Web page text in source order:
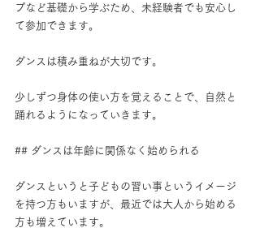
プなど基礎から学ぶため、未経験者でも安心し
て参加できます。
ダンスは積み重ねが大切です。
少しずつ身体の使い方を覚えることで、自然と
踊れるようになっていきます。
## ダンスは年齢に関係なく始められる
ダンスというと子どもの習い事というイメージ
を持つ方もいますが、最近では大人から始める
方も増えています。